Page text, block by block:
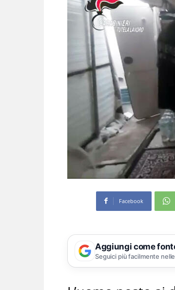
Facebook
Aggiungi come
Seguici più facilmente